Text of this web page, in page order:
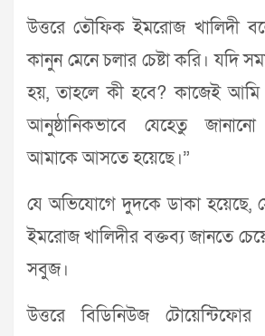
উত্তরে তৌফিক ইমরোজ খালিদী
কানুন মেনে চলার চেষ্টা করি। যদি
হয়, তাহলে কী হবে? কাজেই
আনুষ্ঠানিকভাবে যেহেতু
আমাকে আসতে হয়েছে।”
যে অভিযোগে দুদকে ডাকা হয়েছে,
ইমরোজ খালিদীর বক্তব্য জানতে
সবুজ।
উত্তরে বিডিনিউজ